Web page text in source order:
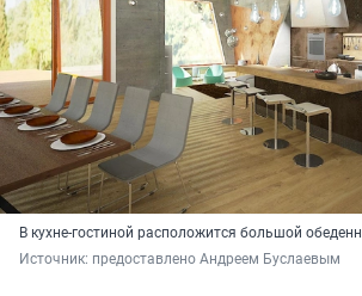
В кухне-гостиной расположится большой
Источник: предоставлено Андреем Буслаевым